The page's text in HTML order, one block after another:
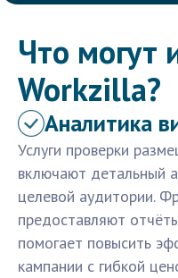
Что могут
Workzilla?
Аналитика
Услуги проверки
включают детальный
целевой аудитории.
предоставляют
помогает повысить
кампании с гибкой